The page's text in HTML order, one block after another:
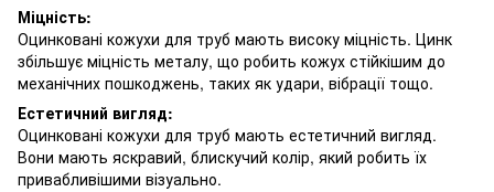
Міцність:
Оцинковані кожухи для труб мають високу міцність. Цинк
збільшує міцність металу, що робить кожух стійкішим до
механічних пошкоджень, таких як удари, вібрації тощо.
Естетичний вигляд:
Оцинковані кожухи для труб мають естетичний вигляд.
Вони мають яскравий, блискучий колір, який робить їх
привабливішими візуально.